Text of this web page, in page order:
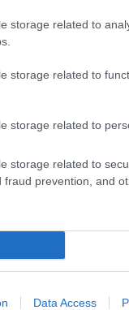
storage related to
storage related to
storage related to
storage related to
prevention, and
Data Access